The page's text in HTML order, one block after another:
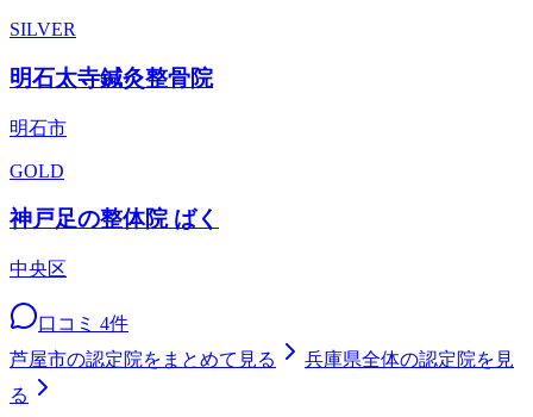
SILVER
明石太寺鍼灸整骨院
明石市
GOLD
神戸足の整体院 ばく
中央区
口コミ 4件
芦屋市の認定院をまとめて見る 兵庫県全体の認定院を見
る